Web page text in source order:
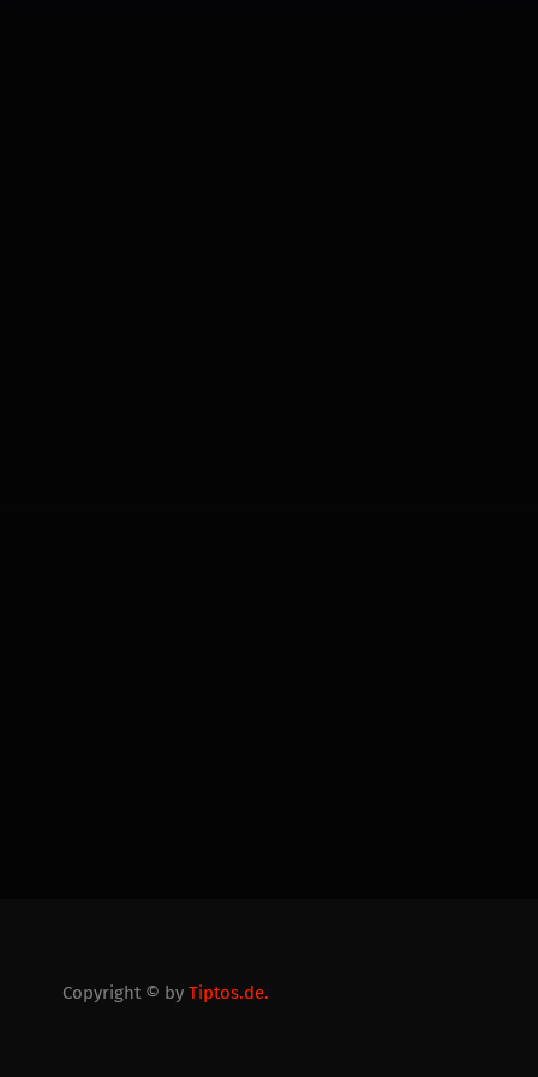
Copyright © by Tiptos.de.